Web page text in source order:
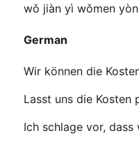
wǒ jiàn yì wǒmen
German
Wir können die
Lasst uns die
Ich schlage vor, dass